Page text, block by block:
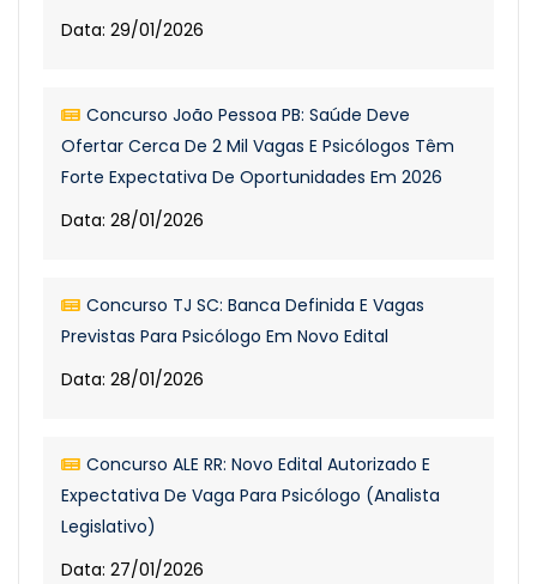
Data: 29/01/2026
Concurso João Pessoa PB: Saúde Deve
Ofertar Cerca De 2 Mil Vagas E Psicólogos Têm
Forte Expectativa De Oportunidades Em 2026
Data: 28/01/2026
Concurso TJ SC: Banca Definida E Vagas
Previstas Para Psicólogo Em Novo Edital
Data: 28/01/2026
Concurso ALE RR: Novo Edital Autorizado E
Expectativa De Vaga Para Psicólogo (Analista
Legislativo)
Data: 27/01/2026